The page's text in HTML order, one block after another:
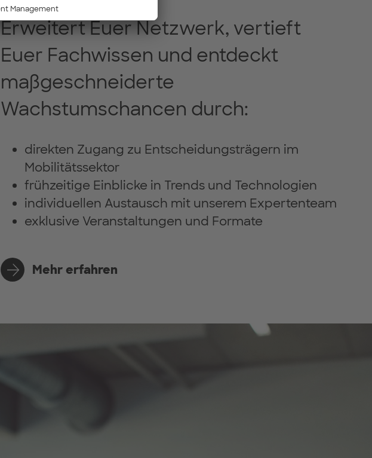
Erweitert Euer Netzwerk, vertieft
Euer Fachwissen und entdeckt
maßgeschneiderte
Wachstumschancen durch:
direkten Zugang zu Entscheidungsträgern im
Mobilitätssektor
frühzeitige Einblicke in Trends und Technologien
individuellen Austausch mit unserem Expertenteam
exklusive Veranstaltungen und Formate
Mehr erfahren